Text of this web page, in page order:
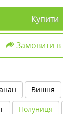
Купити
Замовити в
Вишня
Полуниця